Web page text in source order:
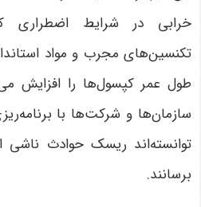
خرابی در شرایط اضطراری
تکنسین‌های مجرب و مواد
طول عمر کپسول‌ها را افزایش
سازمان‌ها و شرکت‌ها با
توانسته‌اند ریسک حوادث
برسانند.